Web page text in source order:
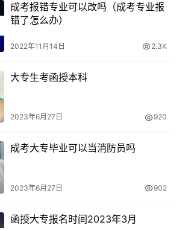
成考报错专业可以改吗（成考专业报
错了怎么办）
2022年11月14日 2.3K
大专生考函授本科
2023年6月27日 920
成考大专毕业可以当消防员吗
2023年6月27日 902
函授大专报名时间2023年3月